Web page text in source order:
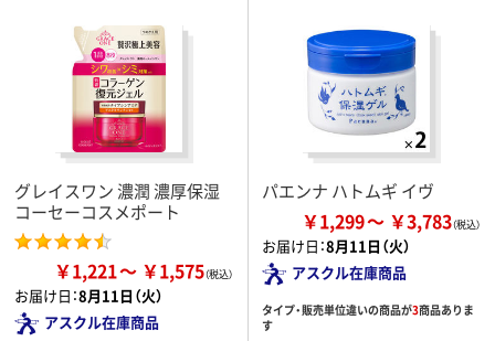
グレイスワン 濃潤 濃厚保湿
コーセーコスメポート
￥1,221 ￥1,575
お届け日：8月11日（火）
アスクル在庫商品
パエンナ ハトムギ イヴ
￥1,299 ￥3,783
お届け日：8月11日（火）
アスクル在庫商品
タイプ・販売単位違いの商品が3商品ありま
す